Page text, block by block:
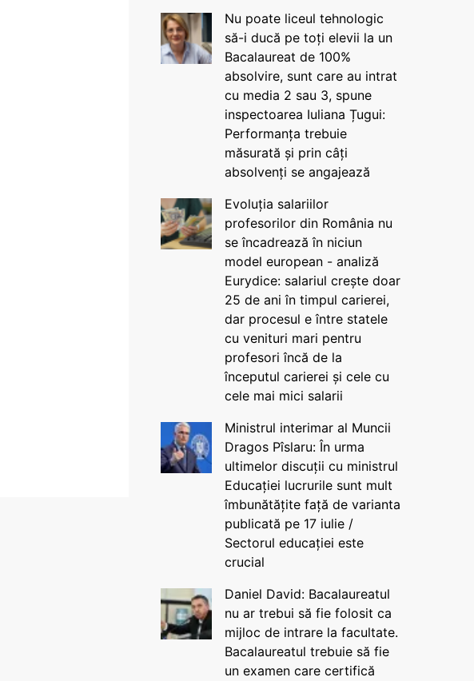
Nu poate liceul tehnologic
să-i ducă pe toți elevii la un
Bacalaureat de 100%
absolvire, sunt care au intrat
cu media 2 sau 3, spune
inspectoarea Iuliana Țugui:
Performanța trebuie
măsurată și prin câți
absolvenți se angajează
Evoluția salariilor
profesorilor din România nu
se încadrează în niciun
model european - analiză
Eurydice: salariul crește doar
25 de ani în timpul carierei,
dar procesul e între statele
cu venituri mari pentru
profesori încă de la
începutul carierei și cele cu
cele mai mici salarii
Ministrul interimar al Muncii
Dragos Pîslaru: În urma
ultimelor discuții cu ministrul
Educației lucrurile sunt mult
îmbunătățite față de varianta
publicată pe 17 iulie /
Sectorul educației este
crucial
Daniel David: Bacalaureatul
nu ar trebui să fie folosit ca
mijloc de intrare la facultate.
Bacalaureatul trebuie să fie
un examen care certifică